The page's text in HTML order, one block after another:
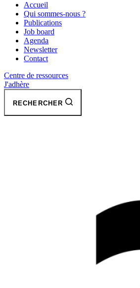
Accueil
Qui sommes-nous ?
Publications
Job board
Agenda
Newsletter
Contact
Centre de ressources
J'adhère
RECHERCHER